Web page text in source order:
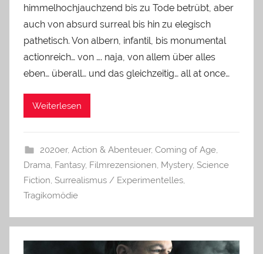
himmelhochjauchzend bis zu Tode betrübt, aber
auch von absurd surreal bis hin zu elegisch
pathetisch. Von albern, infantil, bis monumental
actionreich… von …. naja, von allem über alles
eben… überall… und das gleichzeitig… all at once…
Weiterlesen
2020er, Action & Abenteuer, Coming of Age,
Drama, Fantasy, Filmrezensionen, Mystery, Science
Fiction, Surrealismus / Experimentelles,
Tragikomödie